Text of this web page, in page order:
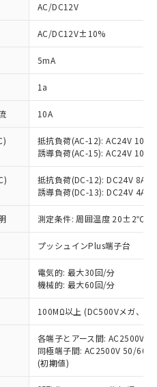
AC/DC12V
AC/DC12V±10%
5mA
1a
10A
抵抗負荷(AC-12): AC24V 10A/
誘導負荷(AC-15): AC24V
抵抗負荷(DC-12): DC24V 8A/
誘導負荷(DC-13): DC24V 4A/
測定条件: 周囲温度 20±2℃、
プッシュインPlus端子台
電気的: 最大30回/分
機械的: 最大60回/分
100MΩ以上 (DC500Vメガ、点
各端子とアース間: AC2500V
同極端子間: AC2500V 50/
(初期値)
ただき、同意のうえ
当社制御機器事業取扱
状況および標準価格
ていただくもので
業取扱商品の中には、
象外となる商品もある
さい。
標準価格照会結果は、
日時点での社内デー
されるものであり、閲
の実際の在庫および標
場合があることをご
指令（10物質）の
提供可能な商品で
令（10物質）の非含
り替える予定のある
指令（10物質）の
で、対応品を出す予
指令（10物質）の
査中または確認中の
料など無形物で、有
い商品です。
、非含有部品として
判明した場合などや
があります。
(Hg) 1000ppm以下、 カド
以下、ポリ臭化ビフェニル
臭化ジフェニルエーテル類
ル酸ビス(2-エチルヘキシ
有率が中国RoHSの
を示します。
有率が中国RoHSの
とを示します。
当社販売部門へお問
(GB/T26572)：
) : 1000ppm、 Cd(カドミウ
、 PBBs(ポリ臭化ビフェ
貴社製品のうち、外国
貿易法に定める商品
等」という）を輸出
可(または役務取引許
どの必要な手続きを